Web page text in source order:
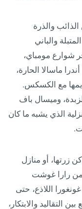
والذرة
والباني
شوارع مومباي،
ماسالا الحارة،
مع الكسكس.
وميسال باف
الذي يشبه ما كان
زرتها، أو منازل
من رارا غوشت
اللاذع، حتى
التقاليد والابتكار،